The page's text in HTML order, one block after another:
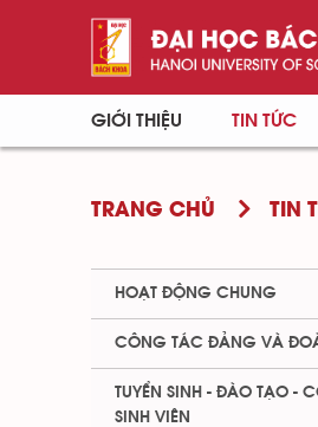
GIỚI THIỆU TIN TỨC
TRANG CHỦ TIN
HOẠT ĐỘNG CHUNG
CÔNG TÁC ĐẢNG VÀ
TUYỂN SINH - ĐÀO TẠO -
SINH VIÊN